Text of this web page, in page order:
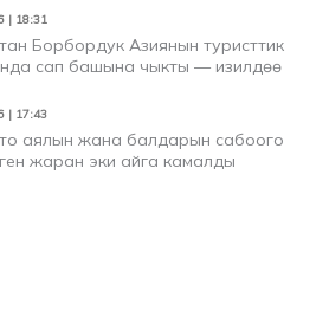
| 18:31
Борбордук Азиянын туристтик
сап башына чыкты — изилдөө
| 17:43
аялын жана балдарын сабоого
жаран эки айга камалды